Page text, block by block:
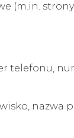
(m.in.
telefonu,
nazwa